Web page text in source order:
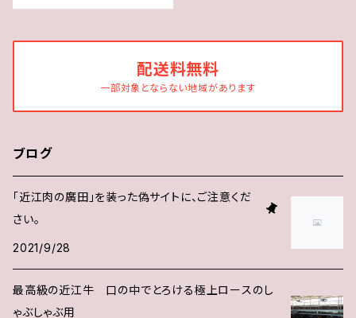
配送料無料
一部対象とならない地域があります
ブログ
「近江肉の廣田」を装った偽サイトに、ご注意くだ
さい。
2021/9/28
最高級の近江牛 口の中でとろける極上ロースのし
ゃぶしゃぶ用